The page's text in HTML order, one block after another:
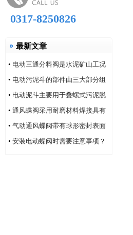
0317-8250826
最新文章
• 电动三通分料阀是水泥矿山工况
的系列产品
• 电动污泥斗的部件由三大部分组
成
• 电动泥斗主要用于叠螺式污泥脱
水机
• 通风蝶阀采用耐磨材料焊接具有
耐磨性好的特点
• 气动通风蝶阀带有球形密封表面
的衬氟塑料
• 安装电动蝶阀时需要注意事项？